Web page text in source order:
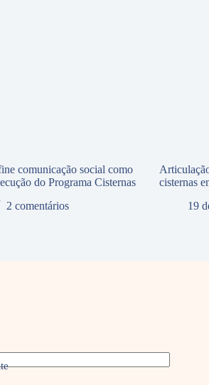
comunicação social como
do Programa Cisternas
2 comentários
cisternas
19